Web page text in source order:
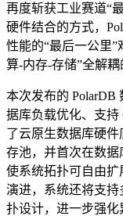
再度斩获工业赛道“
硬件结合的方式，
性能的“最后一公里
算-内存-存储”全解耦
本次发布的 PolarDB
据库负载优化、支持
了云原生数据库硬
存池，并首次在数据
使系统拓扑可自由扩
演进，系统还将支持
扑设计，进一步强